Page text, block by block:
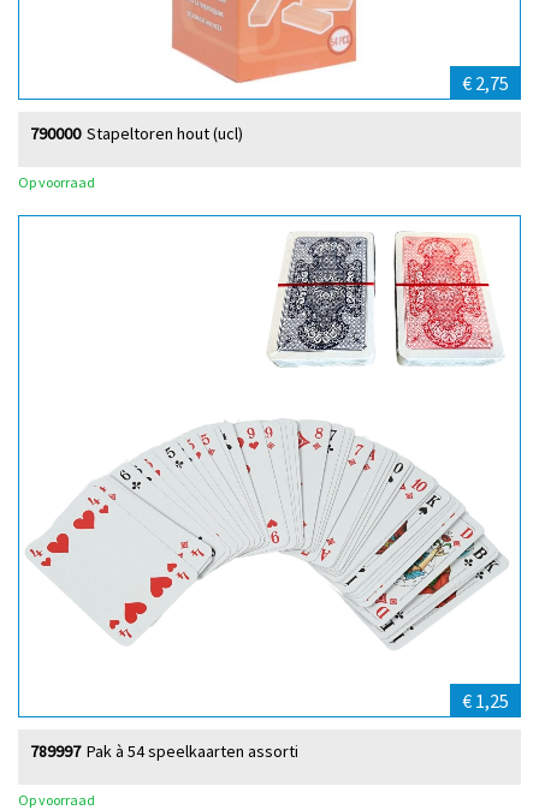
€ 2,75
Stapeltoren hout (ucl)
790000
Op voorraad
€ 1,25
Pak à 54 speelkaarten assorti
789997
Op voorraad